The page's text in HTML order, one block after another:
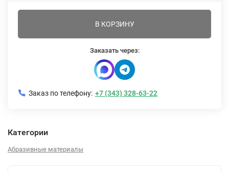
В КОРЗИНУ
Заказать через:
Заказ по телефону: +7 (343) 328-63-22
Категории
Абразивные материалы